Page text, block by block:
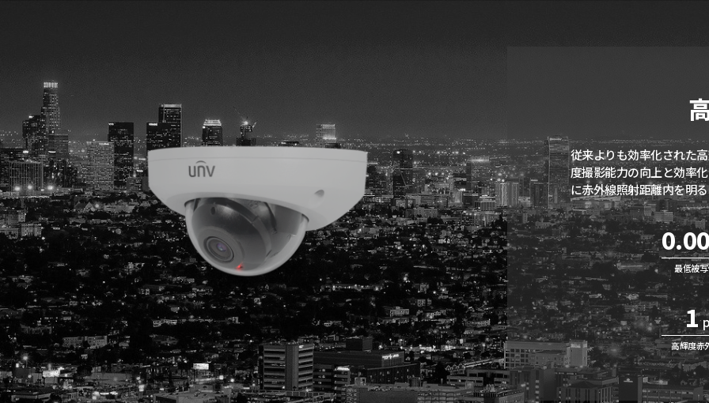
従来よりも効率化された
度撮影能力の向上と効率
に赤外線照射距離内を明
最低被
1
高輝度赤